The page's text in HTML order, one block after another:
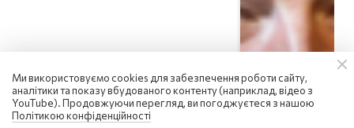
росія посилює інформаційну
війну: чому українцям не варто
піддаватися паніці
18:01 | 6.08.2026
Ми використовуємо cookies для забезпечення роботи сайту,
аналітики та показу вбудованого контенту (наприклад, відео з
YouTube). Продовжуючи перегляд, ви погоджуєтеся з нашою
Політикою конфіденційності